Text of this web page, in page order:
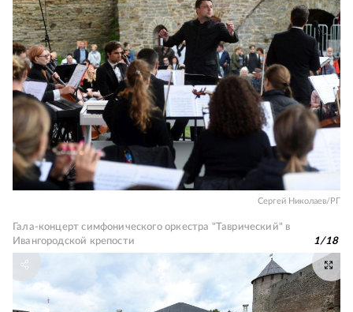
Сергей Николаев/РГ
Гала-концерт симфонического оркестра "Таврический" в
Ивангородской крепости
1/18